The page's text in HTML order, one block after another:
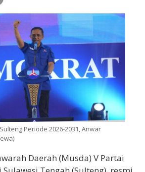
Periode 2026-2031, Anwar
Daerah (Musda) V Partai